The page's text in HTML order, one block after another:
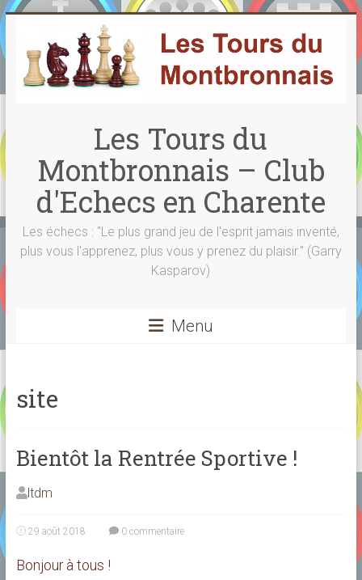
content
Les Tours du
Montbronnais – Club
d'Echecs en Charente
Les échecs : "Le plus grand jeu de l'esprit jamais inventé,
plus vous l'apprenez, plus vous y prenez du plaisir." (Garry
Kasparov)
Menu
site
Bientôt la Rentrée Sportive !
ltdm
29 août 2018 0 commentaire
Bonjour à tous !